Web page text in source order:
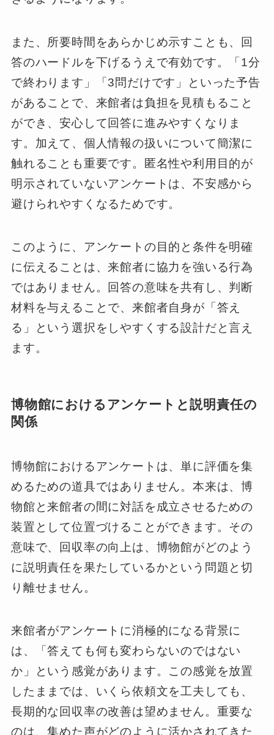
また、所要時間をあらかじめ示すことも、回
答のハードルを下げるうえで有効です。「1分
で終わります」「3問だけです」といった予告
があることで、来館者は負担を見積もること
ができ、安心して回答に進みやすくなりま
す。加えて、個人情報の扱いについて簡潔に
触れることも重要です。匿名性や利用目的が
明示されていないアンケートは、不安感から
避けられやすくなるためです。
このように、アンケートの目的と条件を明確
に伝えることは、来館者に協力を強いる行為
ではありません。回答の意味を共有し、判断
材料を与えることで、来館者自身が「答え
る」という選択をしやすくする設計だと言え
ます。
博物館におけるアンケートと説明責任の
関係
博物館におけるアンケートは、単に評価を集
めるための道具ではありません。本来は、博
物館と来館者の間に対話を成立させるための
装置として位置づけることができます。その
意味で、回収率の向上は、博物館がどのよう
に説明責任を果たしているかという問題と切
り離せません。
来館者がアンケートに消極的になる背景に
は、「答えても何も変わらないのではない
か」という感覚があります。この感覚を放置
したままでは、いくら依頼文を工夫しても、
長期的な回収率の改善は望めません。重要な
のは、集めた声がどのように活かされてきた